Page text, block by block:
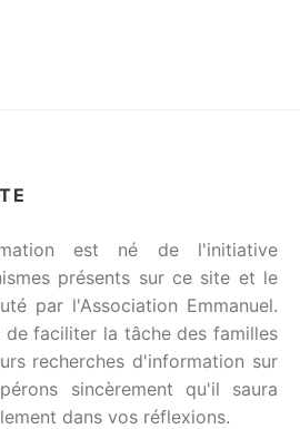
est né de l'initiative
présents sur ce site et le
par l'Association Emmanuel.
faciliter la tâche des familles
recherches d'information sur
sincèrement qu'il saura
dans vos réflexions.